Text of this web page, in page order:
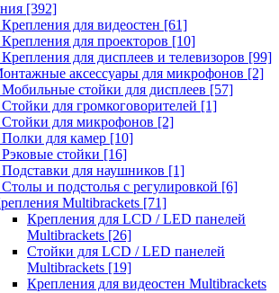
[392]
для видеостен [61]
для проекторов [10]
для дисплеев и телевизоров [99]
аксессуары для микрофонов [2]
стойки для дисплеев [57]
для громкоговорителей [1]
для микрофонов [2]
для камер [10]
стойки [16]
для наушников [1]
и подстолья с регулировкой [6]
Multibrackets [71]
Крепления для LCD / LED панелей
Multibrackets [26]
Стойки для LCD / LED панелей
Multibrackets [19]
Крепления для видеостен Multibrackets